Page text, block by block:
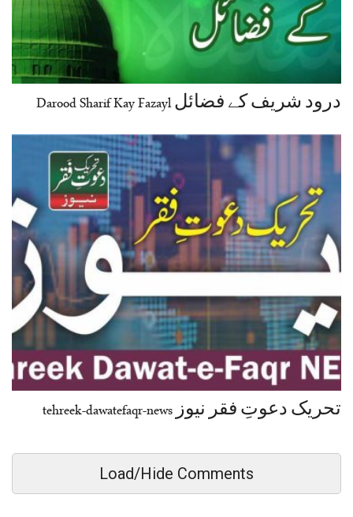
درود شریف کے فضائل Darood Sharif Kay Fazayl
تحریک دعوتِ فقر نیوز tehreek-dawatefaqr-news
Load/Hide Comments